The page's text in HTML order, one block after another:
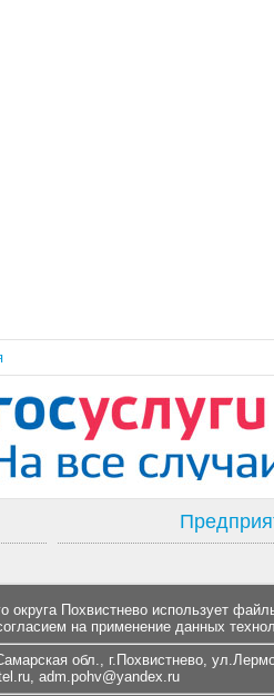
Похвистнево использует
на применение данных
обл., г.Похвистнево,
, adm.pohv@yandex.ru